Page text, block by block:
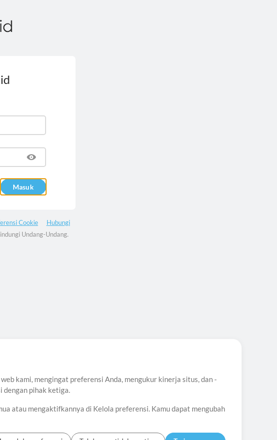
kami, mengingat preferensi Anda, mengukur kinerja situs, dan -
dengan pihak ketiga.
atau mengaktifkannya di Kelola preferensi. Kamu dapat mengubah
Masuk
Cookie
Hubungi
Undang-Undang.